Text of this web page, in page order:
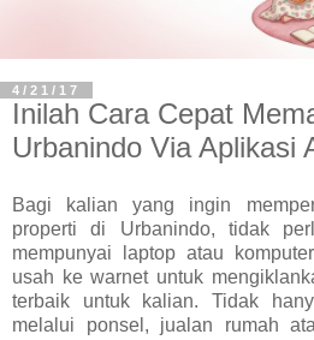
4/21/17
Inilah Cara Cepat
Urbanindo Via Aplikasi
Bagi kalian yang ingin
properti di Urbanindo, tidak
mempunyai laptop atau
usah ke warnet untuk
terbaik untuk kalian. Tidak
melalui ponsel, jualan rumah